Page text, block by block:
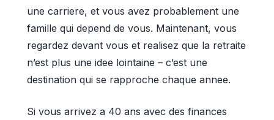
une carriere, et vous avez probablement une
famille qui depend de vous. Maintenant, vous
regardez devant vous et realisez que la retraite
n’est plus une idee lointaine – c’est une
destination qui se rapproche chaque annee.
Si vous arrivez a 40 ans avec des finances